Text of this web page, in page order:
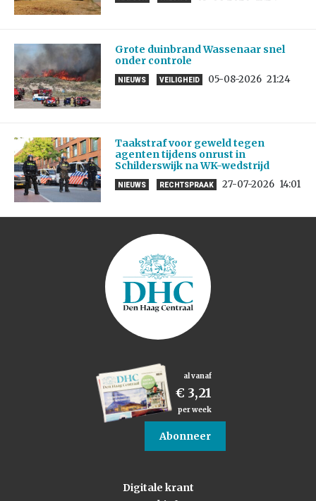
Grote duinbrand Wassenaar snel
onder controle
NIEUWS VEILIGHEID 05-08-2026 21:24
Taakstraf voor geweld tegen
agenten tijdens onrust in
Schilderswijk na WK-wedstrijd
NIEUWS RECHTSPRAAK 27-07-2026 14:01
al vanaf
€ 3,21
per week
Abonneer
Digitale krant